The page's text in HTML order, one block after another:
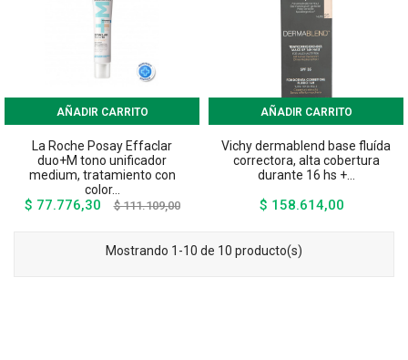
AÑADIR CARRITO
La Roche Posay Effaclar
duo+M tono unificador
medium, tratamiento con
color...
$ 77.776,30
Precio
$ 111.109,00Precio
AÑADIR CARRITO
Vichy dermablend base fluída
correctora, alta cobertura
durante 16 hs +...
$ 158.614,00
Mostrando 1-10 de 10 producto(s)